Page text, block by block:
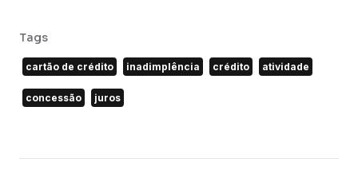
Tags
cartão de crédito inadimplência crédito atividade
concessão juros